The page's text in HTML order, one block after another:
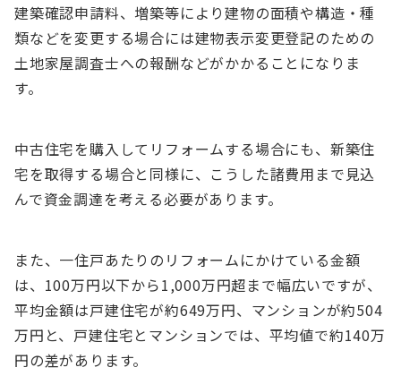
建築確認申請料、増築等により建物の面積や構造・種
類などを変更する場合には建物表示変更登記のための
土地家屋調査士への報酬などがかかることになりま
す。
中古住宅を購入してリフォームする場合にも、新築住
宅を取得する場合と同様に、こうした諸費用まで見込
んで資金調達を考える必要があります。
また、一住戸あたりのリフォームにかけている金額
は、100万円以下から1,000万円超まで幅広いですが、
平均金額は戸建住宅が約649万円、マンションが約504
万円と、戸建住宅とマンションでは、平均値で約140万
円の差があります。